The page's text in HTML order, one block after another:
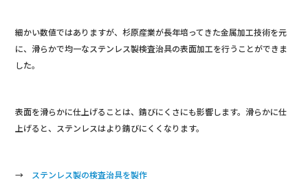
細かい数値ではありますが、杉原産業が長年培ってきた金属加工技術を元
に、滑らかで均一なステンレス製検査治具の表面加工を行うことができま
した。
表面を滑らかに仕上げることは、錆びにくさにも影響します。滑らかに仕
上げると、ステンレスはより錆びにくくなります。
→ ステンレス製の検査治具を製作